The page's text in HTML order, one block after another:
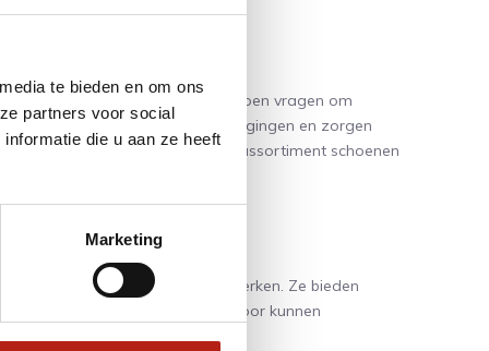
te bieden en om ons
partners voor social
die u aan ze heeft
Marketing
en gecontroleerde trappen vragen om
ondersteunen deze bewegingen en zorgen
je een zorgvuldig geselecteerd assortiment schoenen
zonder de techniek te beperken. Ze bieden
te voorkomen. Hierdoor kunnen